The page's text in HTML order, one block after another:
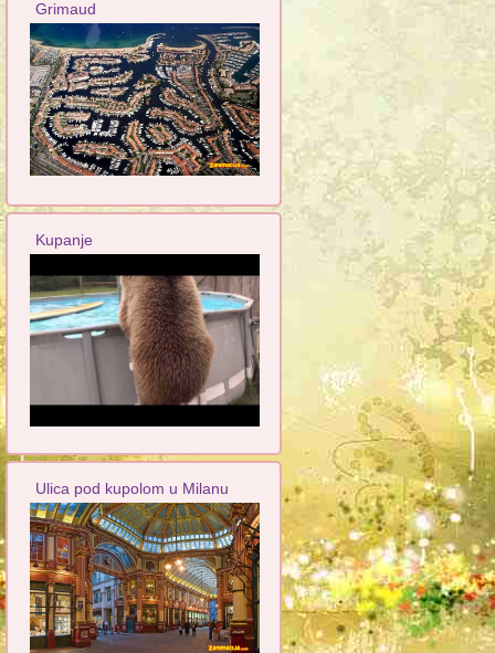
Grimaud
Kupanje
Ulica pod kupolom u Milanu